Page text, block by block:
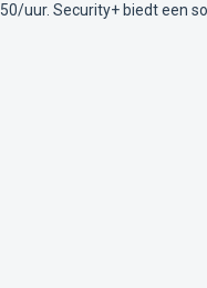
uur. Security+ biedt een